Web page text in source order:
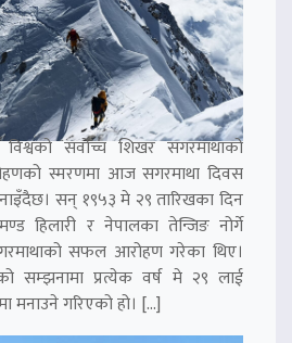
सर्वोच्च शिखर सगरमाथाको
स्मरणमा आज सगरमाथा दिवस
सन् १९५३ मे २९ तारिखका दिन
हिलारी र नेपालका तेन्जिङ नोर्गे
सफल आरोहण गरेका थिए।
सम्झनामा प्रत्येक वर्ष मे २९ लाई
मनाउने गरिएको हो। […]